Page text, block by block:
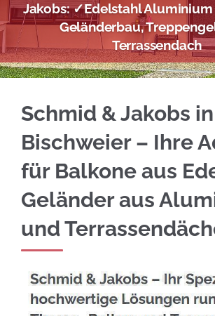
Jakobs: ✓Edelstahl
Geländerbau,
Terrassendach
Schmid & Jakobs in
Bischweier – Ihre
für Balkone aus
Geländer aus
und